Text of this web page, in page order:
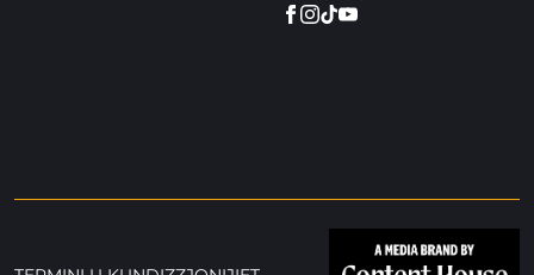
FACEBOOK
INSTAGRAM
TIKTOK
YOUTUBE